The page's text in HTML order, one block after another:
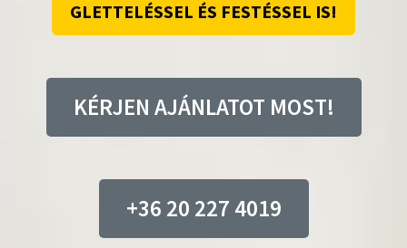
GLETTELÉSSEL ÉS FESTÉSSEL IS!
KÉRJEN AJÁNLATOT MOST!
+36 20 227 4019